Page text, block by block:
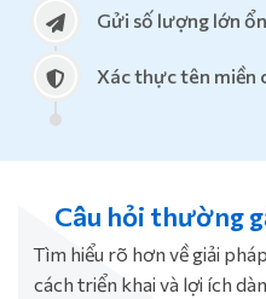
Gửi số lượng lớn
Xác thực tên miền
Câu hỏi thường
Tìm hiểu rõ hơn về giải
cách triển khai và lợi ích